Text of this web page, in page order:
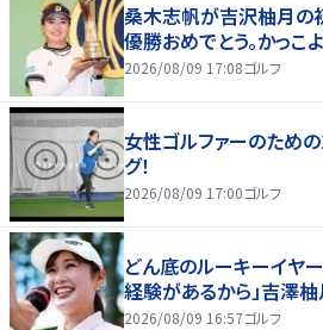
桑木志帆が吉沢柚月の
優勝おめでとう。かっこ
2026/08/09 17:08ゴルフ
女性ゴルファーのため
グ！
2026/08/09 17:00ゴルフ
どん底のルーキーイヤ
経験があるから」吉澤
2026/08/09 16:57ゴルフ